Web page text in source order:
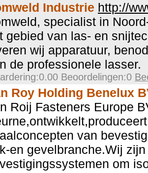
Industrie http://
specialist in
gebied van las- en
wij apparatuur,
de professionele lasser.
Beoordelingen:0
Roy Holding Benelux
Roij Fasteners Europe
van
en gevelbranche.Wij
om